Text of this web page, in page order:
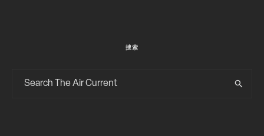
搜索